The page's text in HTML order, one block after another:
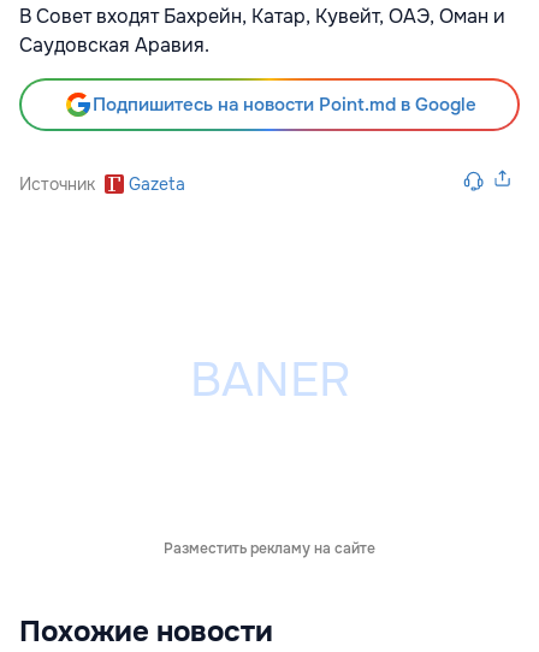
В Совет входят Бахрейн, Катар, Кувейт, ОАЭ, Оман и
Саудовская Аравия.
Подпишитесь на новости Point.md в Google
Источник Gazeta
Разместить рекламу на сайте
Похожие новости